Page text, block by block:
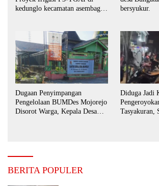
kedunglo kecamatan asembagus
bersyukur.
Dugaan Penyimpangan
Pengelolaan BUMDes Mojorejo
Disorot Warga, Kepala Desa
Diduga Jadi
Tasyakuran,
BERITA POPULER